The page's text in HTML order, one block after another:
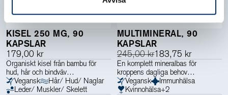
5.0
KISEL 250 MG, 90
KAPSLAR
179,00 kr
Organiskt kisel från bambu för
hud, hår och bindväv
Vegansk
Hår/ Hud/ Naglar
Leder/ Muskler/ Skelett
4.8
MULTIMINERAL, 90
KAPSLAR
245,00 kr183,75 kr
En komplett mineralbas för
kroppens dagliga behov
Vegansk
Immunhälsa
Kvinnohälsa+2